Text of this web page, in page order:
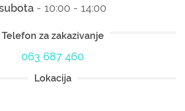
- 10:00 - 14:00
Telefon za zakazivanje
063 687 460
Lokacija